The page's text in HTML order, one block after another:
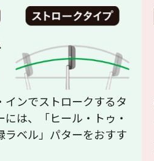
インでストロークするタ
は、「ヒール・トゥ・
ラベル」パターをおすす